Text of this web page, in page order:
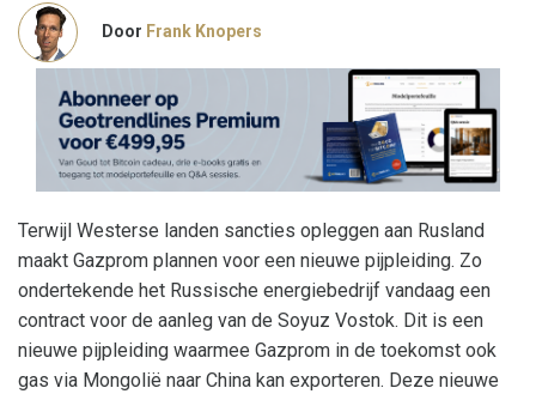
Door Frank Knopers
Terwijl Westerse landen sancties opleggen aan Rusland
maakt Gazprom plannen voor een nieuwe pijpleiding. Zo
ondertekende het Russische energiebedrijf vandaag een
contract voor de aanleg van de Soyuz Vostok. Dit is een
nieuwe pijpleiding waarmee Gazprom in de toekomst ook
gas via Mongolië naar China kan exporteren. Deze nieuwe